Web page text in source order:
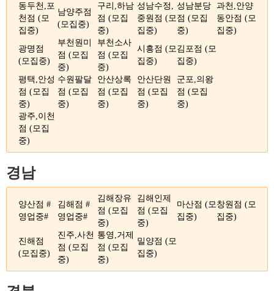
동두천,포
천점 (모
집중)
남양주점
(모집중)
구리,하남
점 (모집
중)
성남수정,
중원점 (모
집중)
성남분당
점 (모집
중)
과천,안양
동안점 (모
집중)
광명점
(모집중)
부천원미
점 (모집
중)
부천소사
점 (모집
중)
시흥점 (모
집중)
김포점 (모
집중)
평택,안성
점 (모집
중)
수원팔달
점 (모집
중)
안산상록
점 (모집
중)
안산단원
점 (모집
중)
군포,의왕
점 (모집
중)
광주,이천
점 (모집
중)
경남
양산점 #
영업중#
김해점 #
영업중#
김해장유
점 (모집
중)
김해인제
점 (모집
중)
마산점 (모
집중)
창원점 (모
집중)
진해점
(모집중)
진주,사천
점 (모집
중)
통영,거제
점 (모집
중)
밀양점 (모
집중)